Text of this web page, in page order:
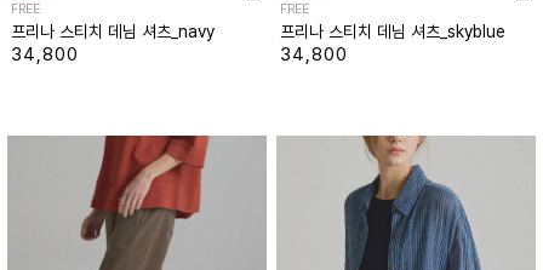
FREE
프리나 스티치 데님 셔츠_navy
34,800
FREE
프리나 스티치 데님 셔츠_skyblue
34,800